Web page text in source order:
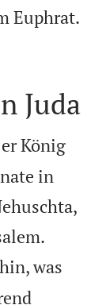
Euphrat.
Juda
König
in
was